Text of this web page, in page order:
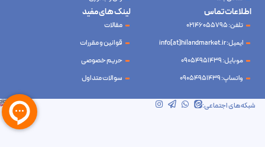
شبکه‌های اجتماعی: شرکت آینده نوین سام آسیا – طراحی و سئو
ابرسرور
لینک های مفید
مقالات
قوانین و مقررات
حریم خصوصی
سوالات متداول
اطلاعات تماس
تلفن: 02146055795
ایمیل: info[at]hilandmarket.ir
موبایل: 09054951439
واتساپ: 09054951439